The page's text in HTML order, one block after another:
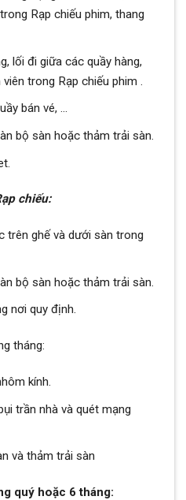
Rạp chiếu phim, thang
lối đi giữa các quầy hàng,
trong Rạp chiếu phim .
bán vé, …
bộ sàn hoặc thảm trải sàn.
chiếu:
trên ghế và dưới sàn trong
bộ sàn hoặc thảm trải sàn.
nơi quy định.
tháng:
kính.
trần nhà và quét mạng
và thảm trải sàn
quý hoặc 6 tháng: